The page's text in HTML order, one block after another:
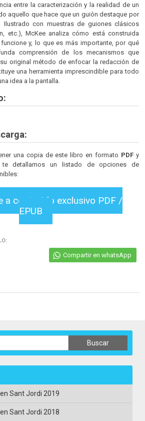
entre la caracterización y la realidad de un
aquello que hace que un guión destaque por
Ilustrado con muestras de guiones clásicos
etc.), McKee analiza cómo está construida
y, lo que es más importante, por qué
comprensión de los mecanismos que
original método de enfocar la redacción de
una herramienta imprescindible para todo
idea a la pantalla.
una copia de este libro en formato PDF y
te detallamos un listado de opciones de
a contenido exclusivo PDF /
EPUB
Compartir en whatsApp
Sant Jordi 2019
Sant Jordi 2018